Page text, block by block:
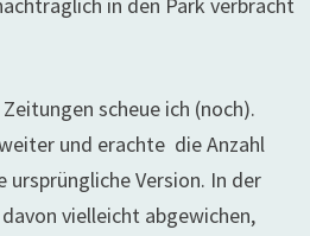
scheue ich (noch).
und erachte die Anzahl
ursprüngliche Version. In der
vielleicht abgewichen,